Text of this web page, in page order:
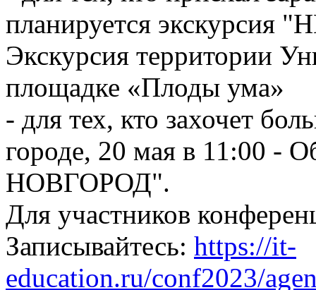
планируется экскурсия
Экскурсия территории
площадке «Плоды ума»
- для тех, кто захочет
городе, 20 мая в 11:00 -
НОВГОРОД".
Для участников
Записывайтесь: https://it-
education.ru/conf2023/